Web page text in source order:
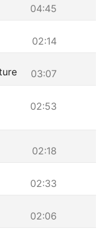
04:45
02:14
03:07
02:53
02:18
02:33
02:06